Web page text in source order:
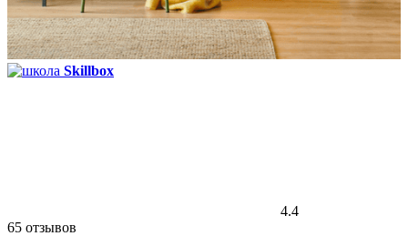
Skillbox
4.4
65 отзывов